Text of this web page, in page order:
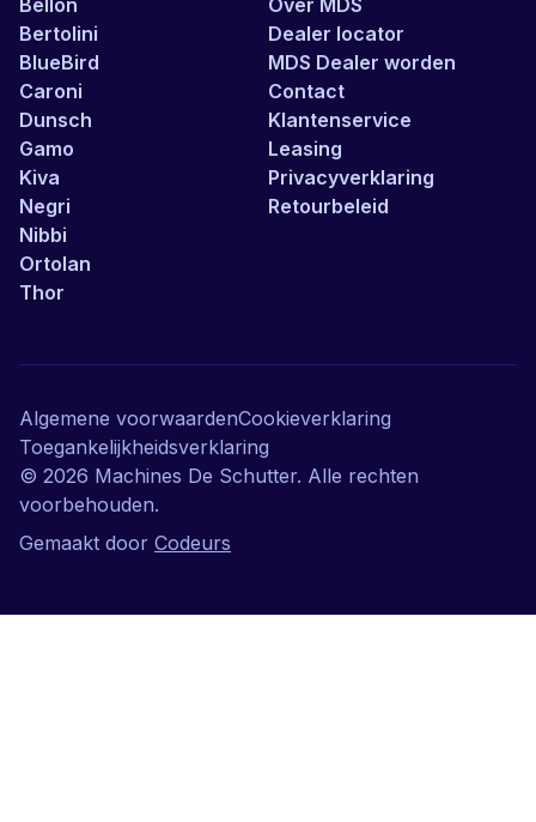
Bellon
Bertolini
BlueBird
Caroni
Dunsch
Gamo
Kiva
Negri
Nibbi
Ortolan
Thor
Over MDS
Dealer locator
MDS Dealer worden
Contact
Klantenservice
Leasing
Privacyverklaring
Retourbeleid
© 2026 Machines De Schutter. Alle rechten
voorbehouden.
Gemaakt door Codeurs
Algemene voorwaardenCookieverklaring
Toegankelijkheidsverklaring